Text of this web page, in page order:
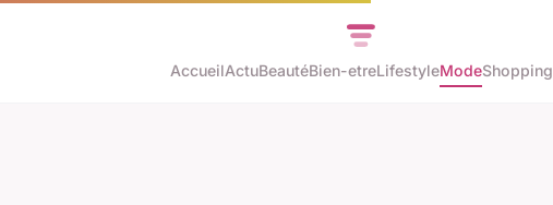
AccueilActuBeautéBien-etreLifestyleModeShopping